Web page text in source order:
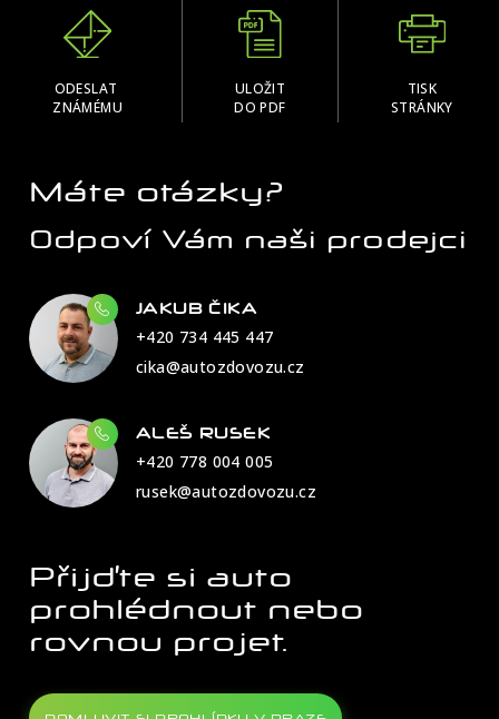
ODESLAT
ZNÁMÉMU
ULOŽIT
DO PDF
TISK
STRÁNKY
Máte otázky?
Odpoví Vám naši prodejci
JAKUB ČIKA
+420 734 445 447
cika@autozdovozu.cz
ALEŠ RUSEK
+420 778 004 005
rusek@autozdovozu.cz
Přijďte si auto
prohlédnout nebo
rovnou projet.